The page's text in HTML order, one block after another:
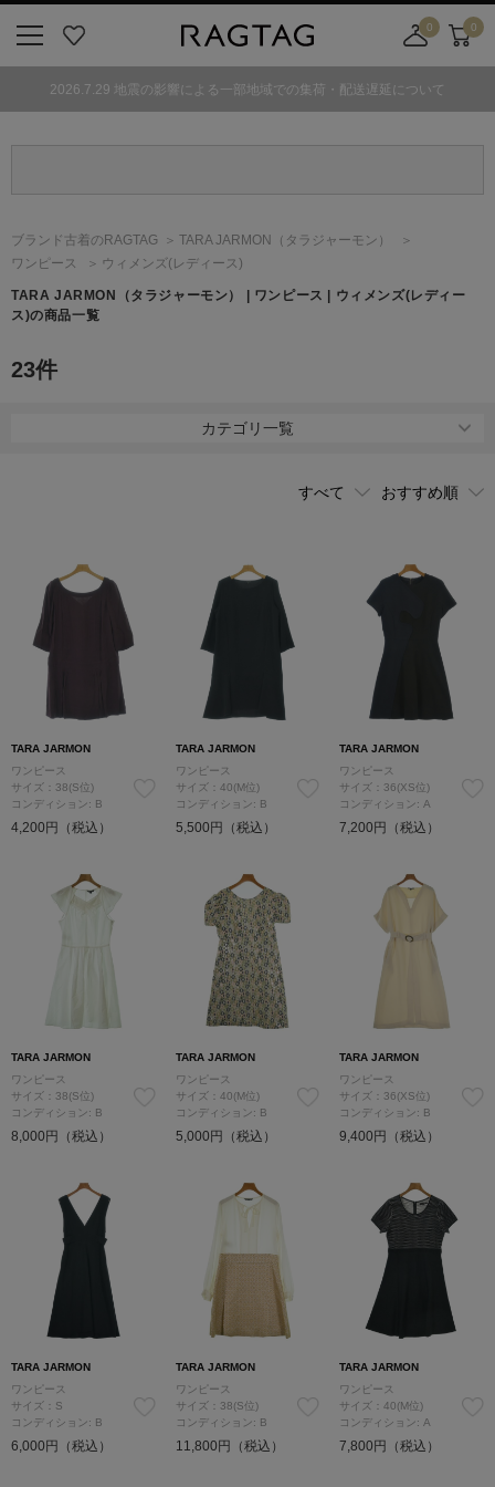
気
0
舗
カ
ト
0
2026.7.29 地震の影響による一部地域での集荷・配送遅延について
ブランド古着のRAGTAG TARA JARMON
（タラジャーモン）
ワンピース
ウィメンズ(レディース)
TARA JARMON （タラジャーモン）
| ワンピース | ウィメンズ(レディー
ス)の商品一覧
23件
カテゴリ一覧
TARA JARMON
ワンピース
サイズ：38(S位)
コンディション: B
4,200円（税込）
TARA JARMON
ワンピース
サイズ：40(M位)
コンディション: B
5,500円（税込）
TARA JARMON
ワンピース
サイズ：36(XS位)
コンディション: A
7,200円（税込）
TARA JARMON
ワンピース
サイズ：38(S位)
コンディション: B
8,000円（税込）
TARA JARMON
ワンピース
サイズ：40(M位)
コンディション: B
5,000円（税込）
TARA JARMON
ワンピース
サイズ：36(XS位)
コンディション: B
9,400円（税込）
TARA JARMON
ワンピース
サイズ：S
コンディション: B
6,000円（税込）
TARA JARMON
ワンピース
サイズ：38(S位)
コンディション: B
11,800円（税込）
TARA JARMON
ワンピース
サイズ：40(M位)
コンディション: A
7,800円（税込）